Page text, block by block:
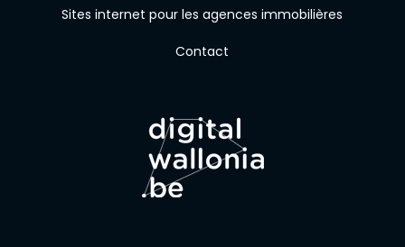
Sites internet pour les agences immobilières
Contact